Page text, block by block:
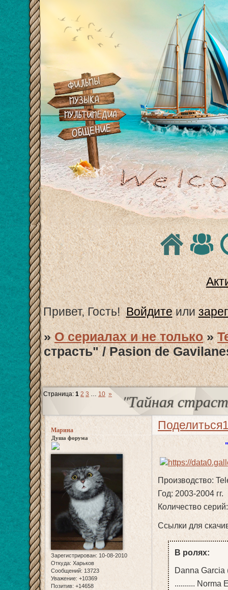
Привет, Гость! Войдитеили
»О сериалах и не только »
страсть" / Pasion de
"Тайная
Страница:1 2 3 … 10 »
Поделиться
Марина
Душа форума
Зарегистрирован: 10-08-2010
Откуда: Харьков
Сообщений: 13723
Уважение: +10369
Позитив: +14658
Производство:
Год: 2003-2004 гг.
Количество
Ссылки для
В ролях:
Danna Garcia
.......... Norma